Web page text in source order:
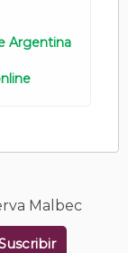
Argentina
Malbec